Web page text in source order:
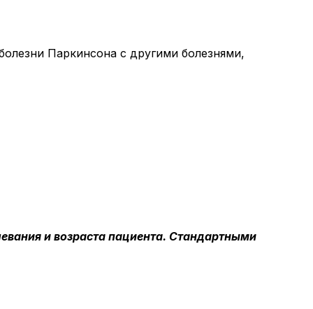
Паркинсона с другими болезнями,
и возраста пациента. Стандартными